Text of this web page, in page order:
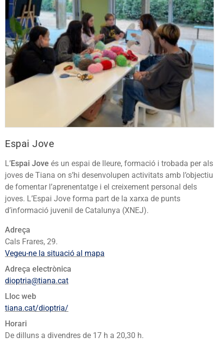
Espai Jove
L’Espai Jove és un espai de lleure, formació i trobada per als
joves de Tiana on s’hi desenvolupen activitats amb l’objectiu
de fomentar l’aprenentatge i el creixement personal dels
joves. L’Espai Jove forma part de la xarxa de punts
d’informació juvenil de Catalunya (XNEJ).
Adreça
Cals Frares, 29.
Vegeu-ne la situació al mapa
Adreça electrònica
dioptria@tiana.cat
Lloc web
tiana.cat/dioptria/
Horari
De dilluns a divendres de 17 h a 20,30 h.